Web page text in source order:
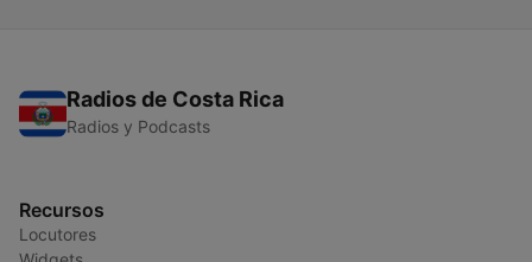
Radios de Costa Rica
Radios y Podcasts
Recursos
Locutores